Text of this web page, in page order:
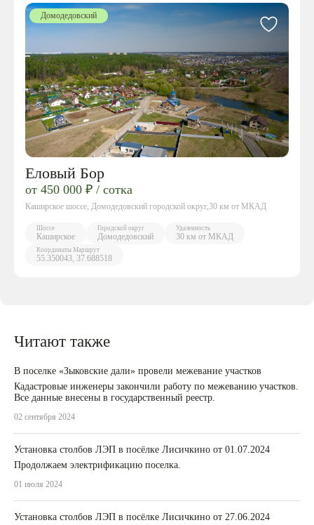
Домодедовский
Еловый Бор
от 450 000 ₽ / сотка
Каширское шоссе, Домодедовский городской округ,30 км от МКАД
Шоссе
Каширское
Городской округ
Домодедовский
Удаленность
30 км от МКАД
Координаты Маршрут
55.350043, 37.688518
Читают также
В поселке «Зыковские дали» провели межевание участков
Кадастровые инженеры закончили работу по межеванию участков.
Все данные внесены в государственный реестр.
02 сентября 2024
Установка столбов ЛЭП в посёлке Лисичкино от 01.07.2024
Продолжаем электрификацию поселка.
01 июля 2024
Установка столбов ЛЭП в посёлке Лисичкино от 27.06.2024